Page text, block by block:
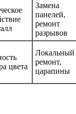
Замена
панелей,
ремонт
разрывов
цвета
Локальный
ремонт,
царапины